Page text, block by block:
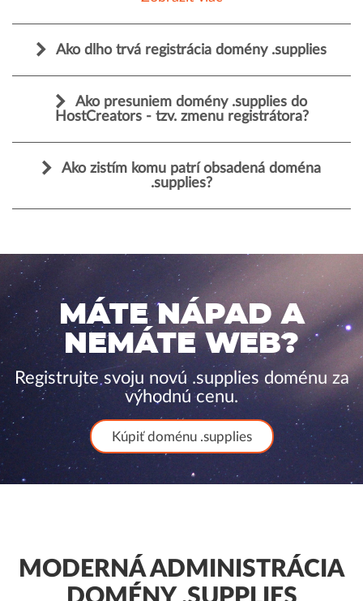
Ako dlho trvá registrácia domény .supplies
Ako presuniem domény .supplies do
HostCreators - tzv. zmenu registrátora?
Ako zistím komu patrí obsadená doména
.supplies?
MÁTE NÁPAD A
NEMÁTE WEB?
Registrujte svoju novú .supplies doménu za
výhodnú cenu.
Kúpiť doménu .supplies
MODERNÁ ADMINISTRÁCIA